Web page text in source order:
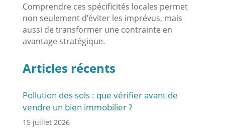
Comprendre ces spécificités locales permet
non seulement d’éviter les imprévus, mais
aussi de transformer une contrainte en
avantage stratégique.
Articles récents
Pollution des sols : que vérifier avant de
vendre un bien immobilier ?
15 juillet 2026